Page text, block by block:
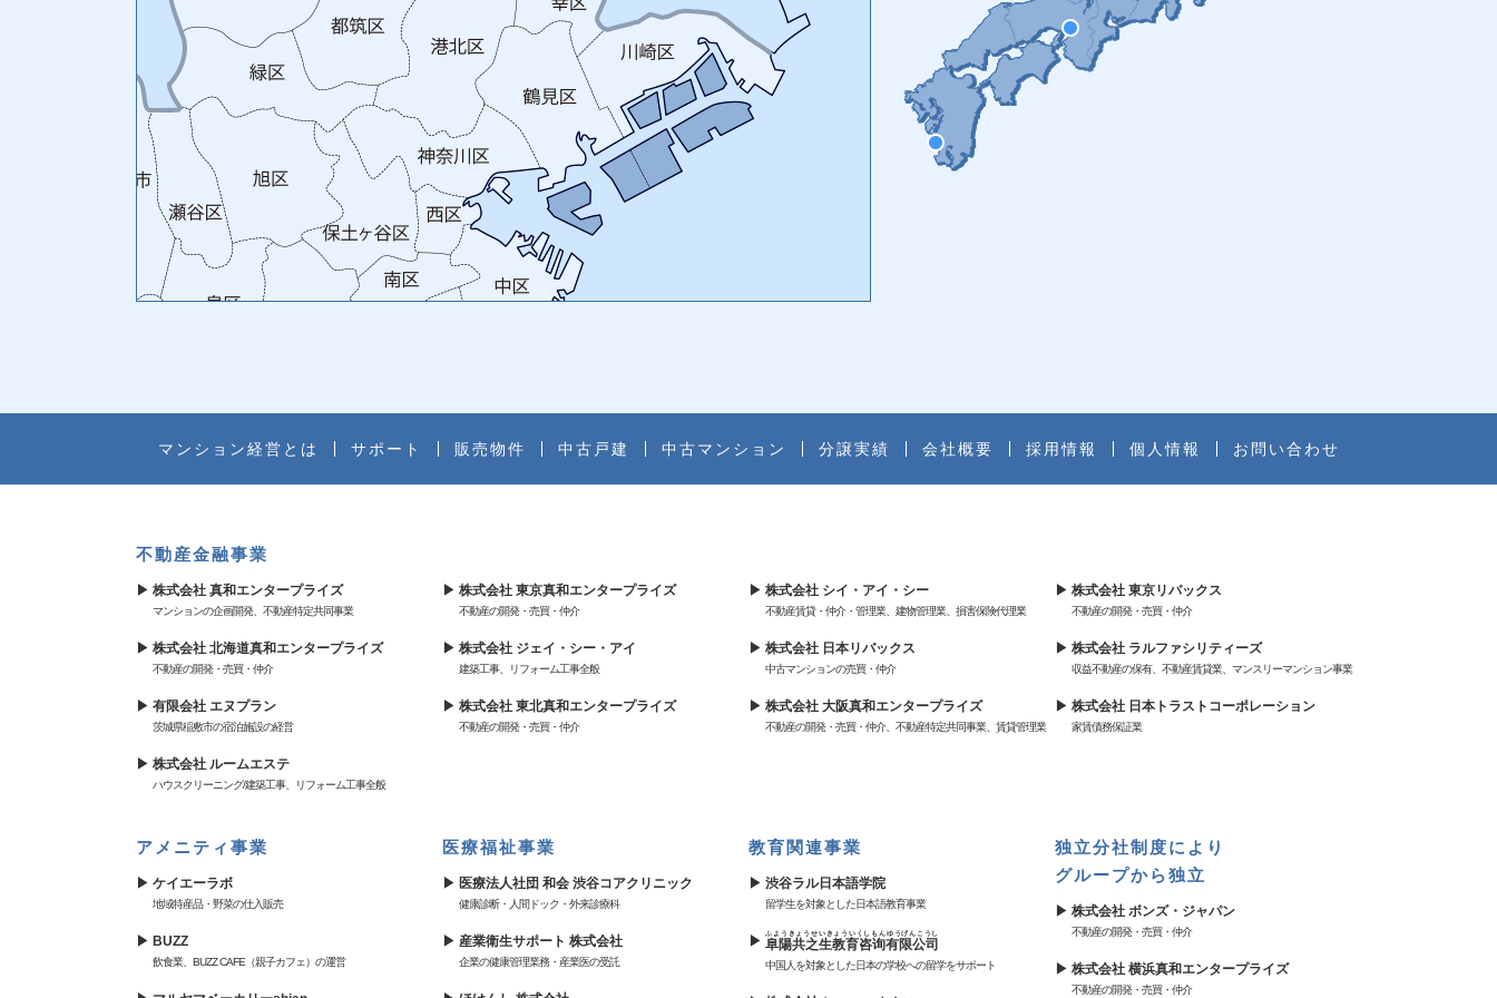
マンション経営とは サポート 販売物件 中古戸建 中古マンション 分譲実績 会社概要 採用情報 個人情報 お問い合わせ
不動産金融事業
株式会社 真和エンタープライズ
マンションの企画開発、不動産特定共同事業
株式会社 東京真和エンタープライズ
不動産の開発・売買・仲介
株式会社 シイ・アイ・シー
不動産賃貸・仲介・管理業、建物管理業、損害保険代理業
株式会社 東京リバックス
不動産の開発・売買・仲介
株式会社 北海道真和エンタープライズ
不動産の開発・売買・仲介
株式会社 ジェイ・シー・アイ
建築工事、リフォーム工事全般
株式会社 日本リバックス
中古マンションの売買・仲介
株式会社 ラルファシリティーズ
収益不動産の保有、不動産賃貸業、マンスリーマンション事業
有限会社 エヌプラン
茨城県稲敷市の宿泊施設の経営
株式会社 東北真和エンタープライズ
不動産の開発・売買・仲介
株式会社 大阪真和エンタープライズ
不動産の開発・売買・仲介、不動産特定共同事業、賃貸管理業
株式会社 日本トラストコーポレーション
家賃債務保証業
株式会社 ルームエステ
ハウスクリーニング/建築工事、リフォーム工事全般
アメニティ事業
ケイエーラボ
地域特産品・野菜の仕入販売
BUZZ
飲食業、BUZZ CAFE（親子カフェ）の運営
医療福祉事業
医療法人社団 和会 渋谷コアクリニック
健康診断・人間ドック・外来診療科
産業衛生サポート 株式会社
企業の健康管理業務・産業医の受託
教育関連事業
渋谷ラル日本語学院
留学生を対象とした日本語教育事業
阜陽共之生教育咨询有限公司
ふようきょうせいきょういくしもんゆうげんこうし
中国人を対象とした日本の学校への留学をサポート
独立分社制度により
グループから独立
株式会社 ボンズ・ジャパン
不動産の開発・売買・仲介
株式会社 横浜真和エンタープライズ
不動産の開発・売買・仲介